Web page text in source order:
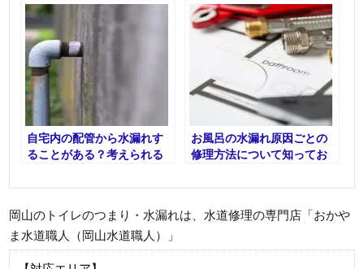
自宅内の配管から水漏れす
ることがある？考えられる
お風呂の水漏れ原因ごとの
修理方法について知ってお
岡山のトイレのつまり・水漏れは、水道修理の専門店「おかや
ま水道職人（岡山水道職人）」